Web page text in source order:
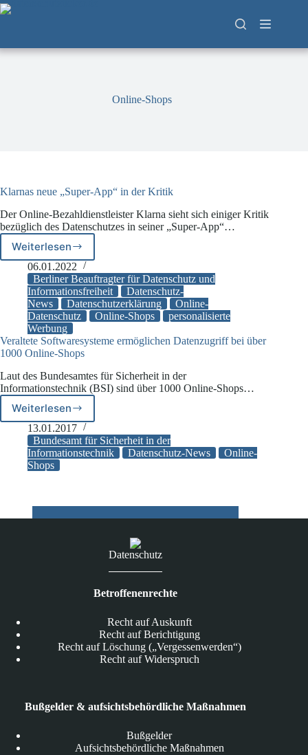
Zum
Inhalt
Online-Shops
Klarnas neue „Super-App“ in der Kritik
Der Online-Bezahldienstleister Klarna sieht sich einiger Kritik
bezüglich des Datenschutzes in seiner „Super-App“…
Weiterlesen
Klarnas
neue
„Super-
App“
in
der
Kritik
06.01.2022
Berliner Beauftragter für Datenschutz und
Informationsfreiheit
Datenschutz-
News
Datenschutzerklärung
Online-
Datenschutz
Online-Shops
personalisierte
Werbung
Veraltete Softwaresysteme ermöglichen Datenzugriff bei über
1000 Online-Shops
Laut des Bundesamtes für Sicherheit in der
Informationstechnik (BSI) sind über 1000 Online-Shops…
Weiterlesen
Veraltete
Softwaresysteme
ermöglichen
Datenzugriff
bei
Online-
Shops
13.01.2017
Bundesamt für Sicherheit in der
Informationstechnik
Datenschutz-News
Online-
Shops
Datenschutz
Betroffenenrechte
Recht auf Auskunft
Recht auf Berichtigung
Recht auf Löschung („Vergessenwerden“)
Recht auf Widerspruch
Bußgelder & aufsichtsbehördliche Maßnahmen
Bußgelder
Aufsichtsbehördliche Maßnahmen